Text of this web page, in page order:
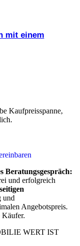
mit einem
Kaufpreisspanne,
Beratungsgespräch:
und erfolgreich
und
Angebotspreis.
Käufer.
WERT IST